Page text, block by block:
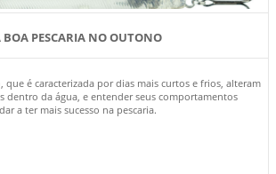
PESCARIA NO OUTONO
que é caracterizada por dias mais curtos e frios, alteram
dentro da água, e entender seus comportamentos
a ter mais sucesso na pescaria.